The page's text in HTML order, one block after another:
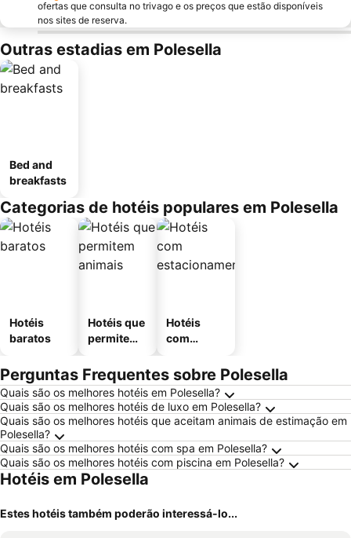
ofertas que consulta no trivago e os preços que estão disponíveis
nos sites de reserva.
Outras estadias em Polesella
Bed and
breakfasts
Categorias de hotéis populares em Polesella
Hotéis
baratos
Hotéis que
permitem
Hotéis
com
mento
Perguntas Frequentes sobre Polesella
Quais são os melhores hotéis em Polesella?
Quais são os melhores hotéis de luxo em Polesella?
Quais são os melhores hotéis que aceitam animais de estimação em
Polesella?
Quais são os melhores hotéis com spa em Polesella?
Quais são os melhores hotéis com piscina em Polesella?
Hotéis em Polesella
Estes hotéis também poderão interessá-lo...